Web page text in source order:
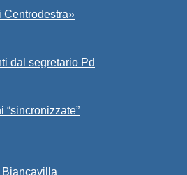
Centrodestra»
dal segretario Pd
Biancavilla